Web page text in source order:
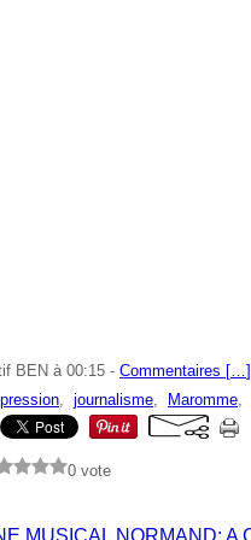
BEN à 00:15 - Commentaires […]
, journalisme, Maromme,
0 vote